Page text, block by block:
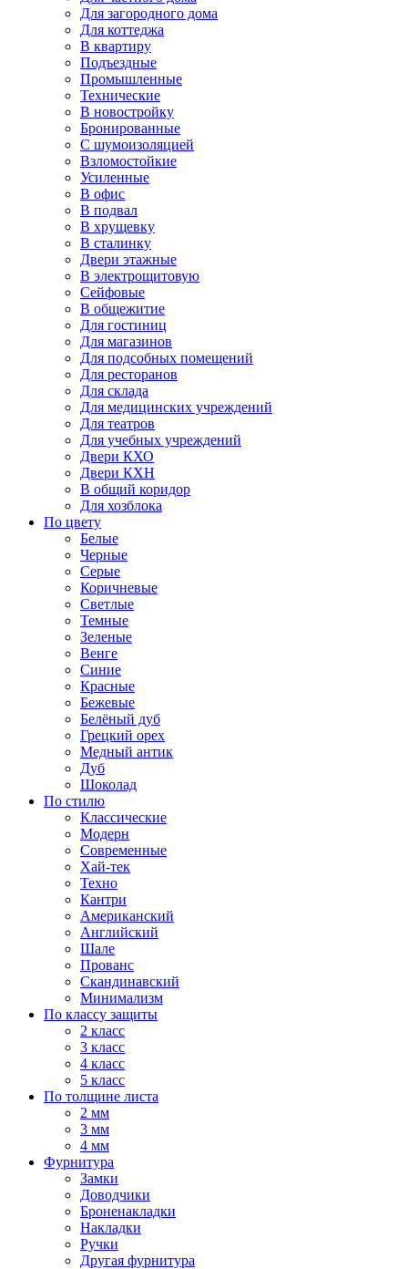
Для загородного дома
Для коттеджа
В квартиру
Подъездные
Промышленные
Технические
В новостройку
Бронированные
С шумоизоляцией
Взломостойкие
Усиленные
В офис
В подвал
В хрущевку
В сталинку
Двери этажные
В электрощитовую
Сейфовые
В общежитие
Для гостиниц
Для магазинов
Для подсобных помещений
Для ресторанов
Для склада
Для медицинских учреждений
Для театров
Для учебных учреждений
Двери КХО
Двери КХН
В общий коридор
Для хозблока
По цвету
Белые
Черные
Серые
Коричневые
Светлые
Темные
Зеленые
Венге
Синие
Красные
Бежевые
Белёный дуб
Грецкий орех
Медный антик
Дуб
Шоколад
По стилю
Классические
Модерн
Современные
Хай-тек
Техно
Кантри
Американский
Английский
Шале
Прованс
Скандинавский
Минимализм
По классу защиты
2 класс
3 класс
4 класс
5 класс
По толщине листа
2 мм
3 мм
4 мм
Фурнитура
Замки
Доводчики
Броненакладки
Накладки
Ручки
Другая фурнитура